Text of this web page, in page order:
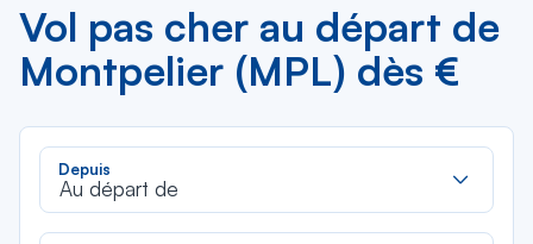
Vol pas cher au départ de
Montpelier (MPL) dès €
Depuis
Au départ de